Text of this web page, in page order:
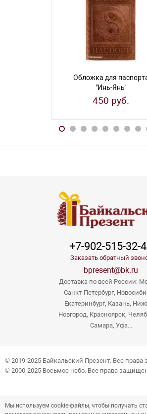
Обложка для
"Инь-Янь"
450 руб.
+7-902-515-32-
Заказать обратный
bpresent@bk.ru
Доставка по всей России:
Санкт-Петербург,
Екатеринбург, Казань,
Новгород, Красноярск,
Самара, Уфа...
© 2019-2025 Байкальский Презент. Все
© 2000-2025 Восьмое небо. Все права
Мы используем cookie-файлы, чтобы получать